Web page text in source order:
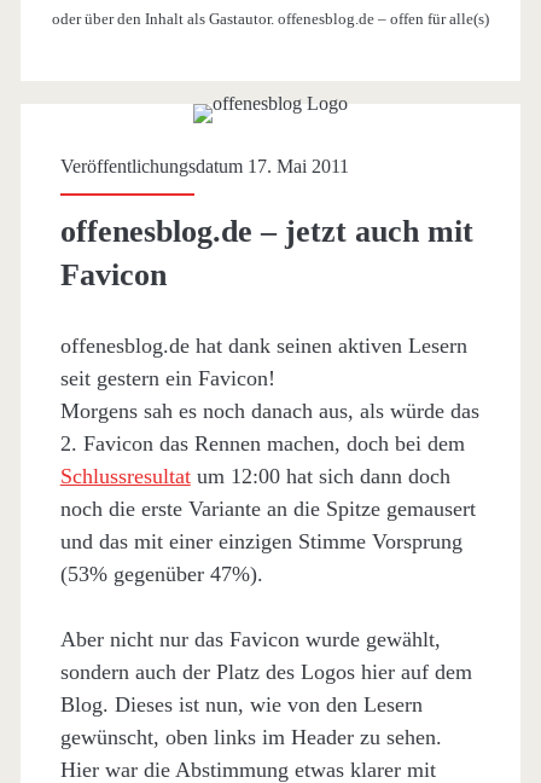
oder über den Inhalt als Gastautor. offenesblog.de – offen für alle(s)
Veröffentlichungsdatum 17. Mai 2011
offenesblog.de – jetzt auch mit
Favicon
offenesblog.de hat dank seinen aktiven Lesern
seit gestern ein Favicon!
Morgens sah es noch danach aus, als würde das
2. Favicon das Rennen machen, doch bei dem
Schlussresultatum 12:00 hat sich dann doch
noch die erste Variante an die Spitze gemausert
und das mit einer einzigen Stimme Vorsprung
(53% gegenüber 47%).
Aber nicht nur das Favicon wurde gewählt,
sondern auch der Platz des Logos hier auf dem
Blog. Dieses ist nun, wie von den Lesern
gewünscht, oben links im Header zu sehen.
Hier war die Abstimmung etwas klarer mit